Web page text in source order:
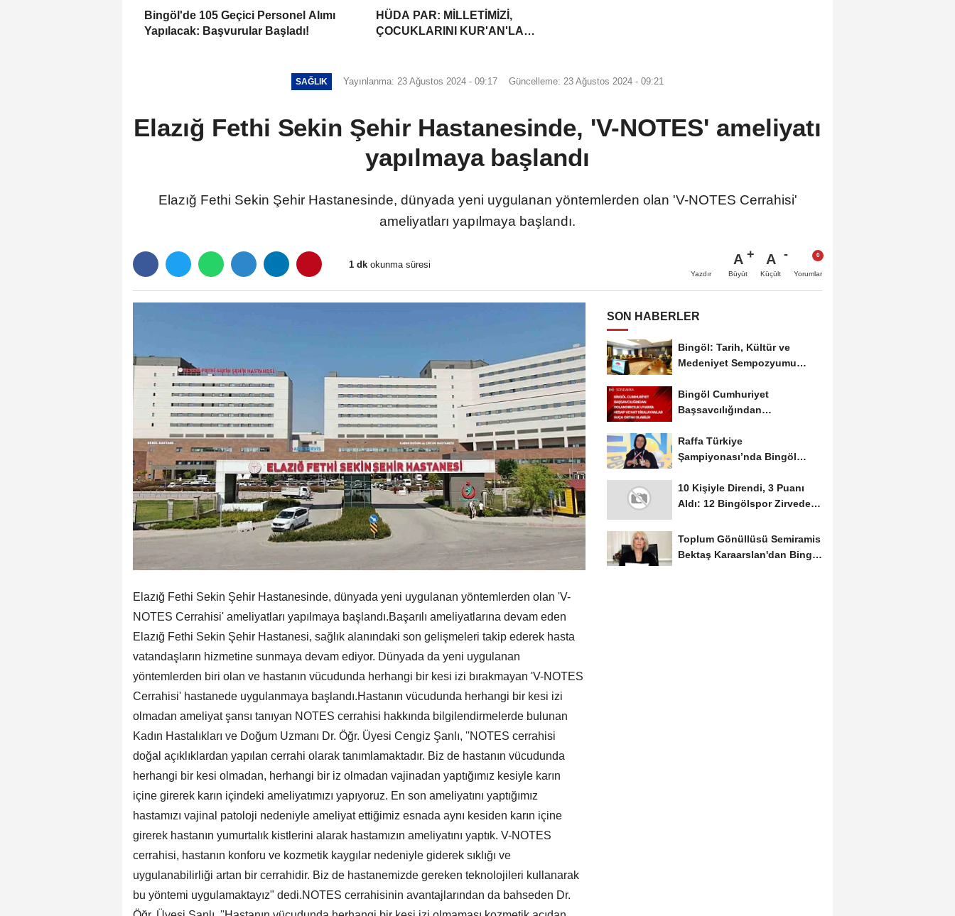
Bingöl'de 105 Geçici Personel Alımı
Yapılacak: Başvurular Başladı!
HÜDA PAR: MİLLETİMİZİ,
ÇOCUKLARINI KUR'AN'LA
SAĞLIK Yayınlanma: 23 Ağustos 2024 - 09:17 Güncelleme: 23 Ağustos 2024 - 09:21
Elazığ Fethi Sekin Şehir Hastanesinde, 'V-NOTES' ameliyatı
yapılmaya başlandı
Elazığ Fethi Sekin Şehir Hastanesinde, dünyada yeni uygulanan yöntemlerden olan 'V-NOTES Cerrahisi'
ameliyatları yapılmaya başlandı.
1 dk okunma süresi
Yazdır
A
Büyüt
A
Küçült Yorumlar
Elazığ Fethi Sekin Şehir Hastanesinde, dünyada yeni uygulanan yöntemlerden olan 'V-
NOTES Cerrahisi' ameliyatları yapılmaya başlandı.Başarılı ameliyatlarına devam eden
Elazığ Fethi Sekin Şehir Hastanesi, sağlık alanındaki son gelişmeleri takip ederek hasta
vatandaşların hizmetine sunmaya devam ediyor. Dünyada da yeni uygulanan
yöntemlerden biri olan ve hastanın vücudunda herhangi bir kesi izi bırakmayan 'V-NOTES
Cerrahisi' hastanede uygulanmaya başlandı.Hastanın vücudunda herhangi bir kesi izi
olmadan ameliyat şansı tanıyan NOTES cerrahisi hakkında bilgilendirmelerde bulunan
Kadın Hastalıkları ve Doğum Uzmanı Dr. Öğr. Üyesi Cengiz Şanlı, ''NOTES cerrahisi
doğal açıklıklardan yapılan cerrahi olarak tanımlamaktadır. Biz de hastanın vücudunda
herhangi bir kesi olmadan, herhangi bir iz olmadan vajinadan yaptığımız kesiyle karın
içine girerek karın içindeki ameliyatımızı yapıyoruz. En son ameliyatını yaptığımız
hastamızı vajinal patoloji nedeniyle ameliyat ettiğimiz esnada aynı kesiden karın içine
girerek hastanın yumurtalık kistlerini alarak hastamızın ameliyatını yaptık. V-NOTES
cerrahisi, hastanın konforu ve kozmetik kaygılar nedeniyle giderek sıklığı ve
uygulanabilirliği artan bir cerrahidir. Biz de hastanemizde gereken teknolojileri kullanarak
bu yöntemi uygulamaktayız" dedi.NOTES cerrahisinin avantajlarından da bahseden Dr.
SON HABERLER
Bingöl: Tarih, Kültür ve
Medeniyet Sempozyumu
Bingöl Cumhuriyet
Başsavcılığından
Raffa Türkiye
Şampiyonası’nda Bingöl
10 Kişiyle Direndi, 3 Puanı
Aldı: 12 Bingölspor Zirvedeki
Toplum Gönüllüsü Semiramis
Bektaş Karaarslan'dan Bingöl